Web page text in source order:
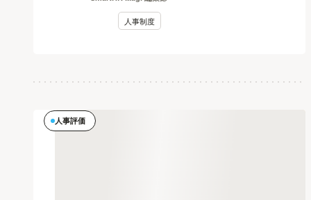
人事制度
人事評価